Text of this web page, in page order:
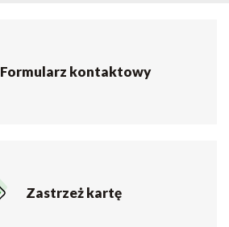
Formularz kontaktowy
Zastrzeż kartę